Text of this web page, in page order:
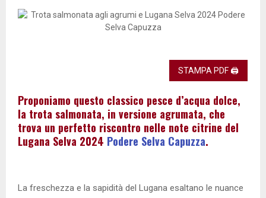
STAMPA PDF 🖨
Proponiamo questo classico pesce d’acqua dolce,
la trota salmonata, in versione agrumata, che
trova un perfetto riscontro nelle note citrine del
Lugana Selva 2024 Podere Selva Capuzza.
La freschezza e la sapidità del Lugana esaltano le nuance